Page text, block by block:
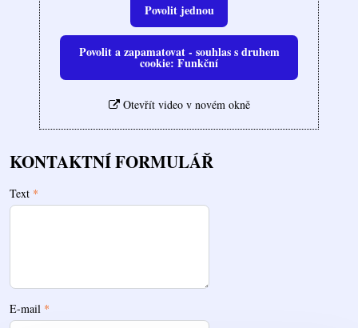
Povolit jednou
Povolit a zapamatovat - souhlas s druhem
cookie: Funkční
Otevřít video v novém okně
KONTAKTNÍ FORMULÁŘ
Text *
E-mail *